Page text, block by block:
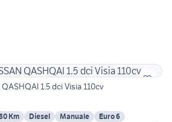
1.5 dci Visia 110cv
Km Diesel Manuale
Euro 6